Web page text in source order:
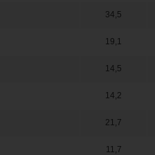
34,5
19,1
14,5
14,2
21,7
11,7